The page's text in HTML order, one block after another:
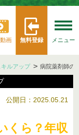
画 無料登録 メニュー
ルアップ 病院薬剤師の
公開日：2025.05.21
くら？年収